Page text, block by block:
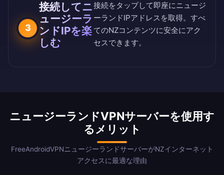
3
接続してニ
ュージーラ
ンドIPを楽
しむ
接続をタップして即座にニュージ
ーランドIPアドレスを取得。すべ
てのNZコンテンツに安全にアク
セスできます。
ニュージーランドVPNサーバーを使用す
るメリット
FreeAndroidVPNニュージーランドサーバーがNZインターネット
アクセスに最適な理由